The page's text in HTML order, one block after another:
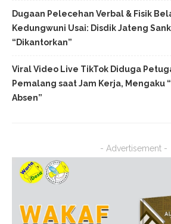
Dugaan Pelecehan Verbal & Fisik
Kedungwuni Usai: Disdik Jateng
“Dikantorkan”
Viral Video Live TikTok Diduga
Pemalang saat Jam Kerja, Mengaku
Absen”
- Advertisement -